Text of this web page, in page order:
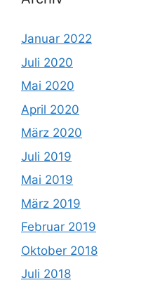
Januar 2022
Juli 2020
Mai 2020
April 2020
März 2020
Juli 2019
Mai 2019
März 2019
Februar 2019
Oktober 2018
Juli 2018